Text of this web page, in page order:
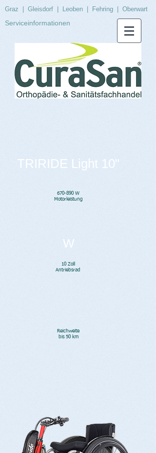
Graz Gleisdorf Leoben Fehring Oberwart
Serviceinformationen
TRIRIDE Light 10"
670-890 W
Motorleistung
W
10 Zoll
Antriebsrad
Reichweite
bis 50 km